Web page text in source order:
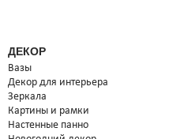
ДЕКОР
Вазы
Декор для интерьера
Зеркала
Картины и рамки
Настенные панно